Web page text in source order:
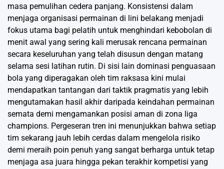
masa pemulihan cedera panjang. Konsistensi dalam
menjaga organisasi permainan di lini belakang menjadi
fokus utama bagi pelatih untuk menghindari kebobolan di
menit awal yang sering kali merusak rencana permainan
secara keseluruhan yang telah disusun dengan matang
selama sesi latihan rutin. Di sisi lain dominasi penguasaan
bola yang diperagakan oleh tim raksasa kini mulai
mendapatkan tantangan dari taktik pragmatis yang lebih
mengutamakan hasil akhir daripada keindahan permainan
semata demi mengamankan posisi aman di zona liga
champions. Pergeseran tren ini menunjukkan bahwa setiap
tim sekarang jauh lebih cerdas dalam mengelola risiko
demi meraih poin penuh yang sangat berharga untuk tetap
menjaga asa juara hingga pekan terakhir kompetisi yang